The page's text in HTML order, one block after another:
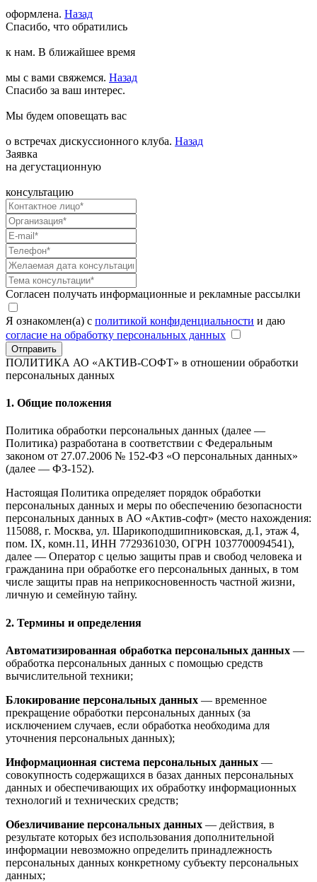
оформлена. Назад
Спасибо, что обратились
к нам. В ближайшее время
мы с вами свяжемся. Назад
Спасибо за ваш интерес.
Мы будем оповещать вас
о встречах дискуссионного клуба. Назад
Заявка
на дегустационную
консультацию
Согласен получать информационные и рекламные рассылки
Я ознакомлен(а) с политикой конфиденциальности и даю
согласие на обработку персональных данных
Отправить
ПОЛИТИКА АО «АКТИВ-СОФТ» в отношении обработки
персональных данных
1. Общие положения
Политика обработки персональных данных (далее —
Политика) разработана в соответствии с Федеральным
законом от 27.07.2006 № 152-ФЗ «О персональных данных»
(далее — ФЗ-152).
Настоящая Политика определяет порядок обработки
персональных данных и меры по обеспечению безопасности
персональных данных в АО «Актив-софт» (место нахождения:
115088, г. Москва, ул. Шарикоподшипниковская, д.1, этаж 4,
пом. IX, комн.11, ИНН 7729361030, ОГРН 1037700094541),
далее — Оператор с целью защиты прав и свобод человека и
гражданина при обработке его персональных данных, в том
числе защиты прав на неприкосновенность частной жизни,
личную и семейную тайну.
2. Термины и определения
Автоматизированная обработка персональных данных —
обработка персональных данных с помощью средств
вычислительной техники;
Блокирование персональных данных — временное
прекращение обработки персональных данных (за
исключением случаев, если обработка необходима для
уточнения персональных данных);
Информационная система персональных данных —
совокупность содержащихся в базах данных персональных
данных и обеспечивающих их обработку информационных
технологий и технических средств;
Обезличивание персональных данных — действия, в
результате которых без использования дополнительной
информации невозможно определить принадлежность
персональных данных конкретному субъекту персональных
данных;